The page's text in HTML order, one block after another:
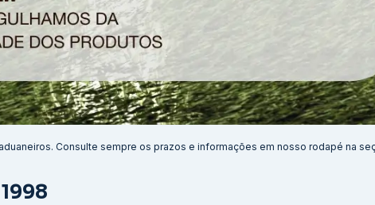
Consulte sempre os prazos e informações em nosso rodapé na